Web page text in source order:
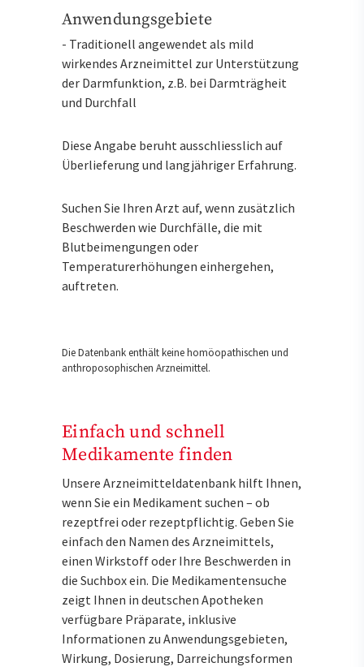
Anwendungsgebiete
- Traditionell angewendet als mild
wirkendes Arzneimittel zur Unterstützung
der Darmfunktion, z.B. bei Darmträgheit
und Durchfall
Diese Angabe beruht ausschliesslich auf
Überlieferung und langjähriger Erfahrung.
Suchen Sie Ihren Arzt auf, wenn zusätzlich
Beschwerden wie Durchfälle, die mit
Blutbeimengungen oder
Temperaturerhöhungen einhergehen,
auftreten.
Die Datenbank enthält keine homöopathischen und
anthroposophischen Arzneimittel.
Einfach und schnell
Medikamente finden
Unsere Arzneimitteldatenbank hilft Ihnen,
wenn Sie ein Medikament suchen – ob
rezeptfrei oder rezeptpflichtig. Geben Sie
einfach den Namen des Arzneimittels,
einen Wirkstoff oder Ihre Beschwerden in
die Suchbox ein. Die Medikamentensuche
zeigt Ihnen in deutschen Apotheken
verfügbare Präparate, inklusive
Informationen zu Anwendungsgebieten,
Wirkung, Dosierung, Darreichungsformen